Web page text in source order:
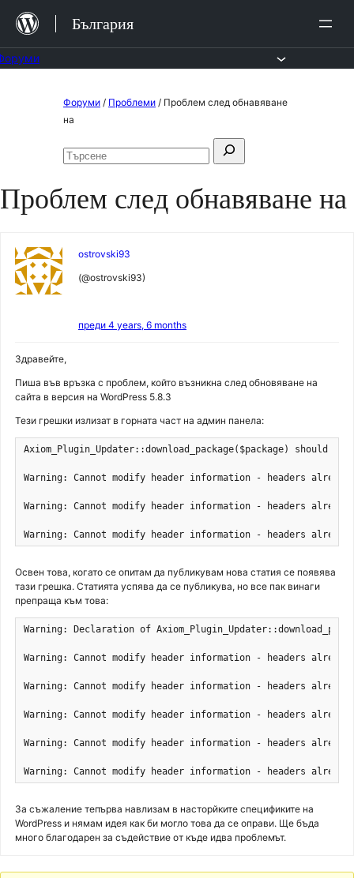
Преминете
към
съдържанието.
България
съдържанието
Форуми / Проблеми / Проблем след обнавяване
на
Търсене
Търсене
Проблем след обнавяване на
ostrovski93
(@ostrovski93)
преди 4 years, 6 months
Здравейте,
Пиша във връзка с проблем, който възникна след обновяване на
сайта в версия на WordPress 5.8.3
Тези грешки излизат в горната част на админ панела:
Axiom_Plugin_Updater::download_package($package)
Warning: Cannot modify header information - headers
Warning: Cannot modify header information - headers
Warning: Cannot modify header information - headers
Освен това, когато се опитам да публикувам нова статия се появява
тази грешка. Статията успява да се публикува, но все пак винаги
препраща към това:
Warning: Declaration of
Warning: Cannot modify header information - headers
Warning: Cannot modify header information - headers
Warning: Cannot modify header information - headers
Warning: Cannot modify header information - headers
Warning: Cannot modify header information - headers
За съжаление тепърва навлизам в насторйките спецификите на
WordPress и нямам идея как би могло това да се оправи. Ще бъда
много благодарен за съдействие от къде идва проблемът.